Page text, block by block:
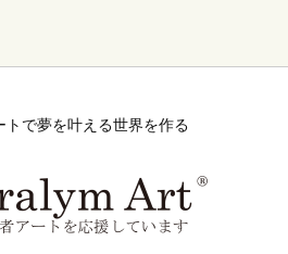
トで夢を叶える世界を作る